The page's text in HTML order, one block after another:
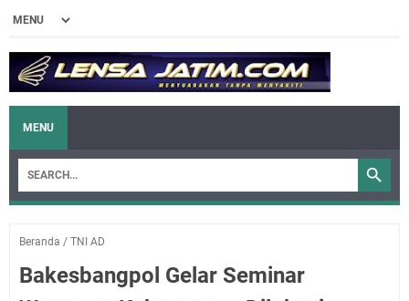
MENU
Beranda / TNI AD
Bakesbangpol Gelar Seminar